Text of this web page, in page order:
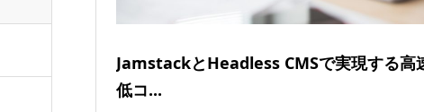
JamstackとHeadless CMSで実現する高
低コ...